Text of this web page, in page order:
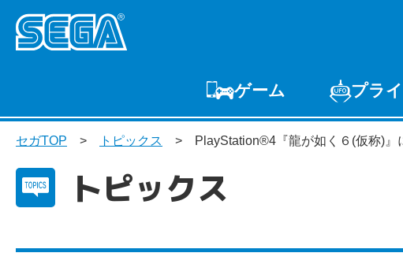
ゲーム
ゲームTOP 家庭用ゲーム
プラ
プライズ
セガTOP トピックス PlayStation®4『龍が如く６(仮称)』
トピックス